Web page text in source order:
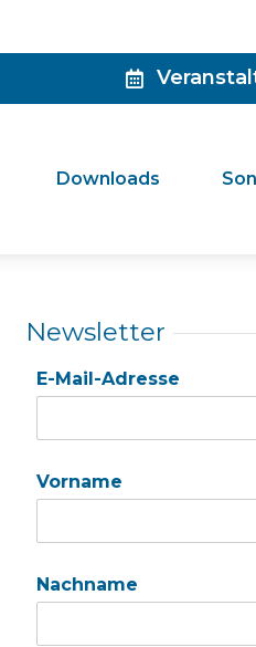
Downloads
Newsletter
E-Mail-Adresse
Vorname
Nachname